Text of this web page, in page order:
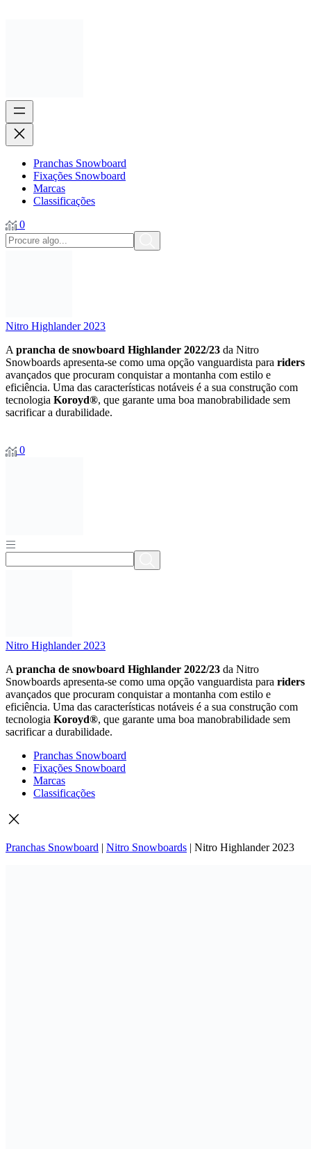
Pranchas Snowboard
Fixações Snowboard
Marcas
Classificações
0
Nitro Highlander 2023
A prancha de snowboard Highlander 2022/23 da Nitro
Snowboards apresenta-se como uma opção vanguardista para riders
avançados que procuram conquistara montanha com estilo e
eficiência. Uma das características notáveis é a sua construção com
tecnologia Koroyd®, que garante uma boa manobrabilidade sem
sacrificara durabilidade.
0
Nitro Highlander 2023
A prancha de snowboard Highlander 2022/23 da Nitro
Snowboards apresenta-se como uma opção vanguardista para riders
avançados que procuram conquistara montanha com estilo e
eficiência. Uma das características notáveis é a sua construção com
tecnologia Koroyd®, que garante uma boa manobrabilidade sem
sacrificara durabilidade.
Pranchas Snowboard
Fixações Snowboard
Marcas
Classificações
Pranchas Snowboard | Nitro Snowboards | Nitro Highlander 2023